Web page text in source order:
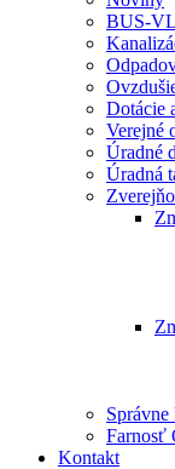
BUS-
Dotácie
Verejné
Úradné
Úradná
Správne
Farnosť
Kontakt